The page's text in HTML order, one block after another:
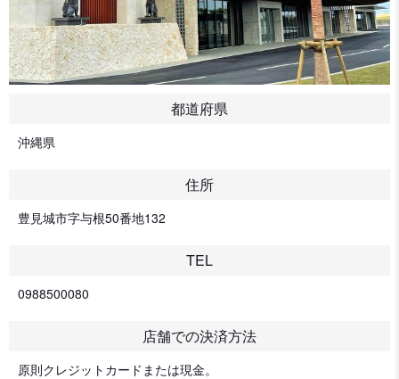
都道府県
沖縄県
住所
豊見城市字与根50番地132
TEL
0988500080
店舗での決済方法
原則クレジットカードまたは現金。